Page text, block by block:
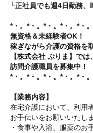
└正社員でも週4日勤務、
*・。*・。*・。*・。*・。
無資格＆未経験者OK！
稼ぎながら介護の資格を
【株式会社 ぷりま】で
訪問介護職員を募集中！
*・。*・。*・。*・。*・。
【業務内容】
在宅介護において、利用
お手伝いをお願いいたし
・食事や入浴、服薬のお